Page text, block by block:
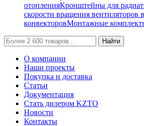
отопленияКронштейны для
скорости вращения вентиляторов
конвекторовМонтажные
Найти
О компании
Наши проекты
Покупка и доставка
Статьи
Документация
Стать дилером KZTO
Новости
Контакты